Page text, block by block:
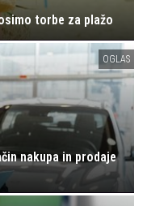
torbe za plažo
OGLAS
nakupa in prodaje